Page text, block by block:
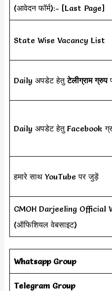
(आवेदन फॉर्म):- [Last Page]
State Wise Vacancy List
Daily अपडेट हेतुटेलीग्राम ग्रुप
Daily अपडेट हेतु Facebook
हमारे साथ YouTube पर जुड़ें
CMOH Darjeeling Official
(ऑफिशियल वेबसाइट)
Whatsapp Group
Telegram Group